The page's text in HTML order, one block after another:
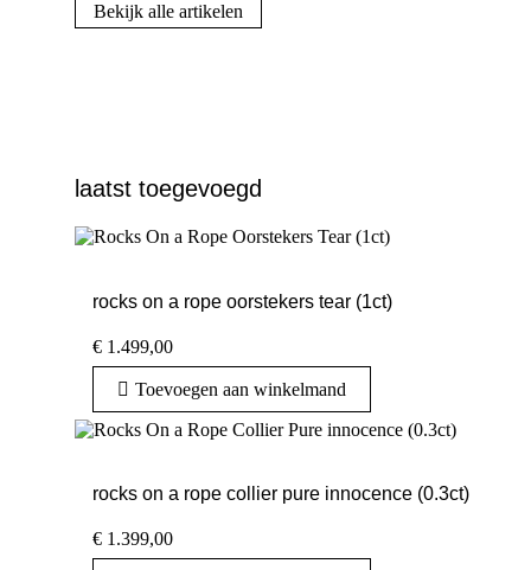
Bekijk alle artikelen
laatst toegevoegd
rocks on a rope oorstekers tear (1ct)
€ 1.499,00
Toevoegen aan winkelmand
rocks on a rope collier pure innocence (0.3ct)
€ 1.399,00